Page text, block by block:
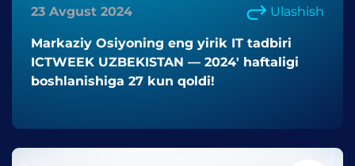
23 Avgust 2024 Ulashish
Markaziy Osiyoning eng yirik IT tadbiri
ICTWEEK UZBEKISTAN — 2024' haftaligi
boshlanishiga 27 kun qoldi!